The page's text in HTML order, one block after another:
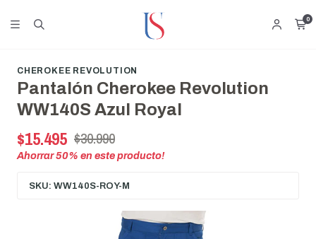
0
CHEROKEE REVOLUTION
Pantalón Cherokee Revolution
WW140S Azul Royal
$15.495 $30.990
Ahorrar50% en este producto!
SKU: WW140S-ROY-M